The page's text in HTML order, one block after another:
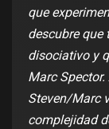
que
descubre que
disociativo y
Marc
Steven/Marc
complejidad